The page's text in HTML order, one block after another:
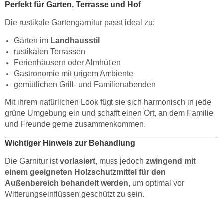
Perfekt für Garten, Terrasse und Hof
Die rustikale Gartengarnitur passt ideal zu:
Gärten im Landhausstil
rustikalen Terrassen
Ferienhäusern oder Almhütten
Gastronomie mit urigem Ambiente
gemütlichen Grill- und Familienabenden
Mit ihrem natürlichen Look fügt sie sich harmonisch in jede
grüne Umgebung ein und schafft einen Ort, an dem Familie
und Freunde gerne zusammenkommen.
Wichtiger Hinweis zur Behandlung
Die Garnitur istvorlasiert, muss jedoch zwingend mit
einem geeigneten Holzschutzmittel für den
Außenbereich behandelt werden, um optimal vor
Witterungseinflüssen geschützt zu sein.